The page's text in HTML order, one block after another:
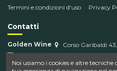
Termini e condizioni d'uso Privacy
Contatti
Golden Wine Corso Garibaldi
info@goldenwine.com
Noi usiamo i cookies e altre